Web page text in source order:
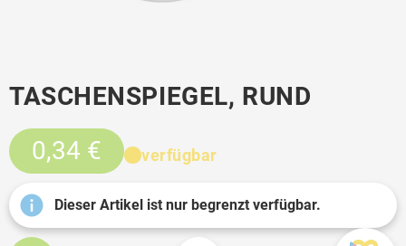
TASCHENSPIEGEL, RUND
0,34 €
verfügbar
Dieser Artikel ist nur begrenzt verfügbar.